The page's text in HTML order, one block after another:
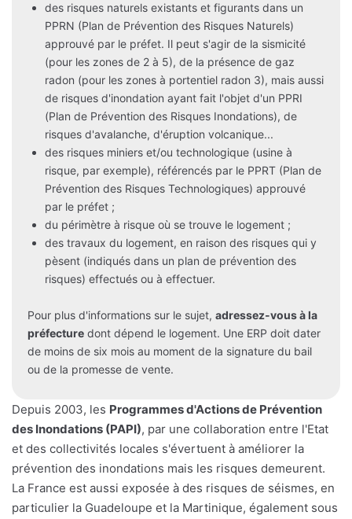
des risques naturels existants et figurants dans un
PPRN (Plan de Prévention des Risques Naturels)
approuvé par le préfet. Il peut s'agir de la sismicité
(pour les zones de 2 à 5), de la présence de gaz
radon (pour les zones à portentiel radon 3), mais aussi
de risques d'inondation ayant fait l'objet d'un PPRI
(Plan de Prévention des Risques Inondations), de
risques d'avalanche, d'éruption volcanique...
des risques miniers et/ou technologique (usine à
risque, par exemple), référencés par le PPRT (Plan de
Prévention des Risques Technologiques) approuvé
par le préfet ;
du périmètre à risque où se trouve le logement ;
des travaux du logement, en raison des risques qui y
pèsent (indiqués dans un plan de prévention des
risques) effectués ou à effectuer.
Pour plus d'informations sur le sujet, adressez-vous à la
préfecture dont dépend le logement. Une ERP doit dater
de moins de six mois au moment de la signature du bail
ou de la promesse de vente.
Depuis 2003, les Programmes d'Actions de Prévention
des Inondations (PAPI), par une collaboration entre l'Etat
et des collectivités locales s'évertuent à améliorer la
prévention des inondations mais les risques demeurent.
La France est aussi exposée à des risques de séismes, en
particulier la Guadeloupe et la Martinique, également sous